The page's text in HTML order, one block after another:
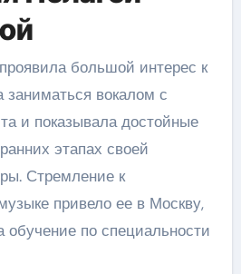
большой интерес к
вокалом с
и показывала достойные
этапах своей
Стремление к
привело ее в Москву,
обучение по специальности